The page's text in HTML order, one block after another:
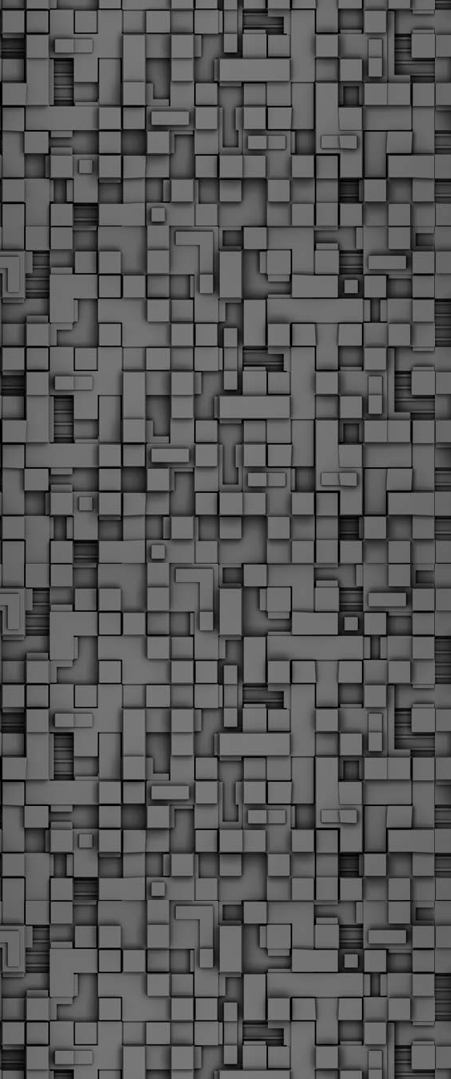
σε δήμους της χώρας. Το Dimastin, αναζητεί σχετικό
φωτογραφικό υλικό στο διαδίκτυο και σας το παρουσιάζει σε
αυτή την ανάρτηση. Επίσης, σας καλούμε, αν διαπιστώσετε ότι
μας έχουν "ξεφύγει" ορκωμοσίες, μπορείτε να στέλνετε το
φωτογραφικό τους υλικό στο dimasthes@gmail.gr ώστε να το
δημοσιεύουμε εδώ, άμεσα.
MAR
Θεσσαλονίκη: Ορκίστηκαν οι 75 νέοι δημοτικοί
αστυνομικοί – Τι τους ζήτησε ο Αγγελούδης
Ενισχύεται το έργο της δημοτικής αστυνομίας στο δήμο
Θεσσαλονίκης καθώς το πρωί της Τετάρτης 18 Μαρτίου
ορκίστηκαν οι 75 νέοι δημοτικοί αστυνομικοί.
«Με αυτούς, σε λίγους μήνες αποκτά ένα ισχυρό σώμα η
δημοτική αστυνομία. Θα είναι πιο κοντά στον πολίτη. Είχα την
ευκαιρία να είμαι σήμερα στην ορκωμοσία τους.
MAR
Ξεκίνησαν εδώ και μια εβδομάδα οι αφίξεις των
νεοπροσληφθέντων Δημοτικών Αστυνομικών στους
δήμους και οι ορκωμοσίες τους - Πλήρες
Μεγάλες μέρες ζει ο "οργανισμός" της Δημοτικής Αστυνομίας!
Να θυμίσουμε ότι κανονικές προσλήψεις στην Δημοτική
Αστυνομία έχουν να γίνουν από το 2010. Δεκαέξι ολόκληρα
χρόνια! Και βέβαια, ακόμη και με αυτές τις προσλήψεις, δεν
φτάνουμε ούτε τα 2/3 των Δημοτικών Αστυνομικών που
υπηρετούσαν το 2013 προ της κατάργησης της υπηρεσίας με
απόφαση του σημερινού πρωθυπουργού Κυριάκου Μητσοτάκη. Ας
είναι...
2
Δημοτική Αστυνομία Θεσσαλονίκης: Διμηνιαίος
απολογισμός ελέγχων τήρησης νομοθεσίας
Τον απολογισμό των δράσεων ελέγχου για τα ζώα συντροφιάς
κατά το δίμηνο Ιανουαρίου – Φεβρουαρίου 2026 παρουσιάζει η
Δημοτική Αστυνομία Θεσσαλονίκης, με στόχο την προστασία των
ζώων και την ομαλή συμβίωση στην πόλη.
FEB
18
ΣτΕ: Οριστική απόρριψη της επαναφοράς του 13ου
και 14ου μισθού για τους δημοσίους υπαλλήλους
Με την απόφαση αυτή, το ΣτΕ απορρίπτει οριστικά τις
αξιώσεις των δημοσίων υπαλλήλων για επαναφορά των
δώρων, επικυρώνοντας την τρέχουσα κατάσταση παρά τις
αντιδράσεις της ΑΔΕΔΥ
Το ΣτΕ απέρριψε οριστικά την προσφυγή της ΑΔΕΔΥ και ενός
εκπαιδευτικού για την επαναφορά των δώρων Χριστουγέννων,
Πάσχα και θερινής άδειας (13ος και 14ος μισθός) στους
εργαζόμενους του δημόσιου τομέα, κλείνοντας μια μακρά
διαμάχη δεκαετιών που αφορούσε τις μνημονιακές περικοπές.
Γνωστοποίηση έκδοσης οριστικών αποτελεσμάτων –
Παροχή οδηγιών.
► Δείτε/κατεβάστε την πολυαναμενόμενη εγκύκλιο του Υπ.
FEB
1
Με διαρροή 2 μέρες πριν την στάση εργασίας
ενημερώνει το ΣτΕ για την απόρριψη της επαναφοράς